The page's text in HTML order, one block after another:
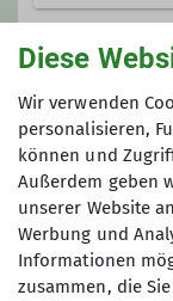
Gruppe
Rotenfels
Diese
Wir verwenden
personalisieren,
können und
Außerdem geben
unserer Website
Werbung und
Informationen
zusammen, die